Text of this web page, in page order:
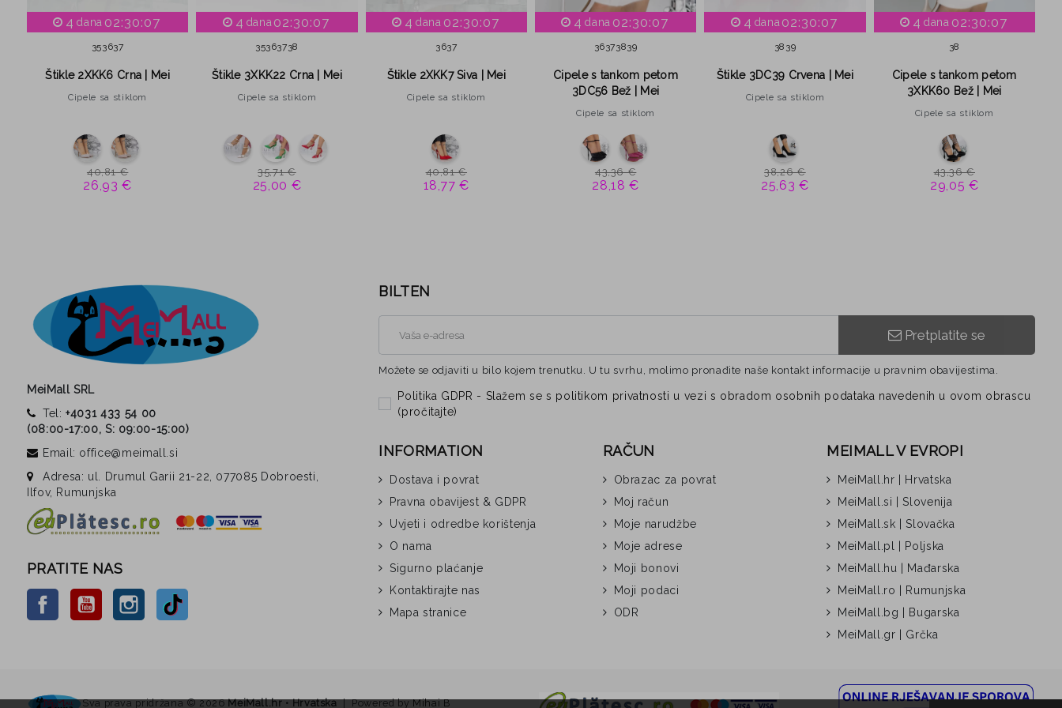
4 dana 02:30:06
353637
Štikle 2XKK6 Crna | Mei
Cipele sa stiklom
26,93 €
40,81 €
4 dana 02:30:06
35363738
Štikle 3XKK22 Crna | Mei
Cipele sa stiklom
25,00 €
35,71 €
4 dana 02:30:06
3637
Štikle 2XKK7 Siva | Mei
Cipele sa stiklom
18,77 €
40,81 €
4 dana 02:30:06
36373839
Cipele s tankom petom
3DC56 Bež | Mei
Cipele sa stiklom
28,18 €
43,36 €
4 dana 02:30:06
38 39
Štikle 3DC39 Crvena | Mei
Cipele sa stiklom
25,63 €
38,26 €
4 dana 02:30:06
38
Cipele s tankom petom
3XKK60 Bež | Mei
Cipele sa stiklom
29,05 €
43,36 €
MeiMall SRL
Tel:+4031 433 54 00
(08:00-17:00, S: 09:00-15:00)
Email: office@meimall.si
Adresa: ul. Drumul Garii 21-22, 077085 Dobroesti,
Ilfov, Rumunjska
PRATITE NAS
FacebookYouTube InstagramTikTok
BILTEN
Pretplatite se
Možete se odjaviti u bilo kojem trenutku. U tu svrhu, molimo pronađite naše kontakt informacije u pravnim obavijestima.
Politika GDPR - Slažem se s politikom privatnosti u vezi s obradom osobnih podataka navedenih u ovom obrascu
(pročitajte)
INFORMATION
Dostava i povrat
Pravna obavijest & GDPR
Uvjeti i odredbe korištenja
O nama
Sigurno plaćanje
Kontaktirajte nas
Mapa stranice
RAČUN
Obrazac za povrat
Moj račun
Moje narudžbe
Moje adrese
Moji bonovi
Moji podaci
ODR
MEIMALL V EVROPI
MeiMall.hr | Hrvatska
MeiMall.si | Slovenija
MeiMall.sk | Slovačka
MeiMall.pl | Poljska
MeiMall.hu | Mađarska
MeiMall.ro | Rumunjska
MeiMall.bg | Bugarska
MeiMall.gr | Grčka
Sva prava pridržana ©2026MeiMall.hr • Hrvatska| Powered byMihai B